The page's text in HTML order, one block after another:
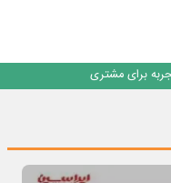
کارمزدی و بازسازی اعتماد
برای مشتری
شد
کارمزدی و بازسازی اعتماد